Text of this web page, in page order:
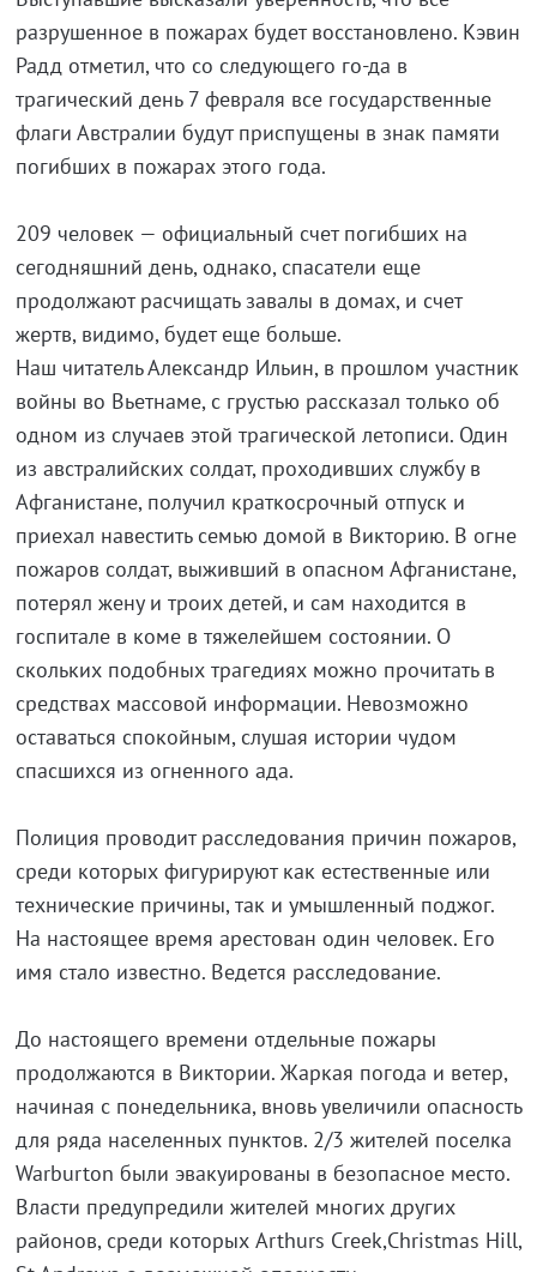
разрушенное в пожарах будет восстановлено. Кэвин
Радд отметил, что со следующего го-да в
трагический день 7 февраля все государственные
флаги Австралии будут приспущены в знак памяти
погибших в пожарах этого года.
209 человек — официальный счет погибших на
сегодняшний день, однако, спасатели еще
продолжают расчищать завалы в домах, и счет
жертв, видимо, будет еще больше.
Наш читатель Александр Ильин, в прошлом участник
войны во Вьетнаме, с грустью рассказал только об
одном из случаев этой трагической летописи. Один
из австралийских солдат, проходивших службу в
Афганистане, получил краткосрочный отпуск и
приехал навестить семью домой в Викторию. В огне
пожаров солдат, выживший в опасном Афганистане,
потерял жену и троих детей, и сам находится в
госпитале в коме в тяжелейшем состоянии. О
скольких подобных трагедиях можно прочитать в
средствах массовой информации. Невозможно
оставаться спокойным, слушая истории чудом
спасшихся из огненного ада.
Полиция проводит расследования причин пожаров,
среди которых фигурируют как естественные или
технические причины, так и умышленный поджог.
На настоящее время арестован один человек. Его
имя стало известно. Ведется расследование.
До настоящего времени отдельные пожары
продолжаются в Виктории. Жаркая погода и ветер,
начиная с понедельника, вновь увеличили опасность
для ряда населенных пунктов. 2/3 жителей поселка
Warburton были эвакуированы в безопасное место.
Власти предупредили жителей многих других
районов, среди которых Arthurs Creek,Christmas Hill,